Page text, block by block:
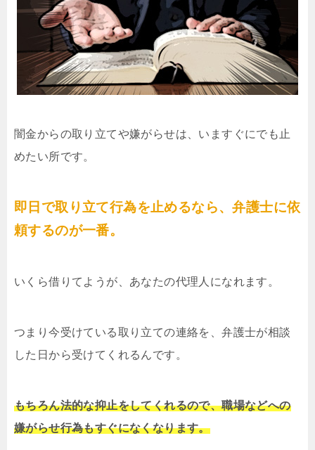
闇金からの取り立てや嫌がらせは、いますぐにでも止
めたい所です。
即日で取り立て行為を止めるなら、弁護士に依
頼するのが一番。
いくら借りてようが、あなたの代理人になれます。
つまり今受けている取り立ての連絡を、弁護士が相談
した日から受けてくれるんです。
もちろん法的な抑止をしてくれるので、職場などへの
嫌がらせ行為もすぐになくなります。